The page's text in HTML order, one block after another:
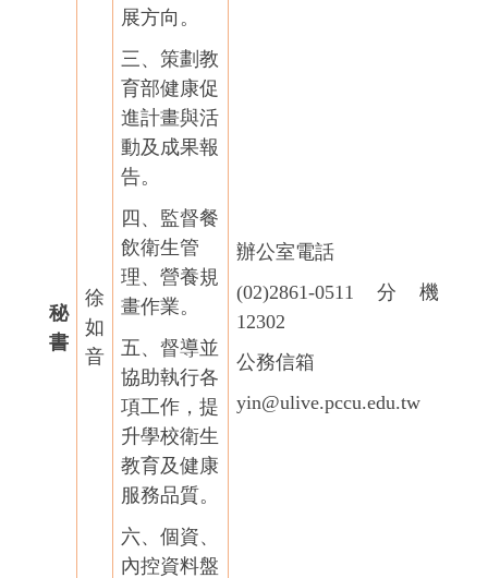
秘
書
徐
如
音
展方向。
三、策劃教
育部健康促
進計畫與活
動及成果報
告。
四、監督餐
飲衛生管
理、營養規
畫作業。
五、督導並
協助執行各
項工作，提
升學校衛生
教育及健康
服務品質。
六、個資、
內控資料盤
辦公室電話
(02)2861-0511 分機
12302
公務信箱
yin@ulive.pccu.edu.tw